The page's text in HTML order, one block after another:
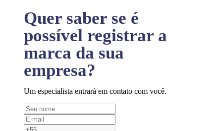
Quer saber se é
possível registrar a
marca da sua
empresa?
Um especialista entrará em contato com você.